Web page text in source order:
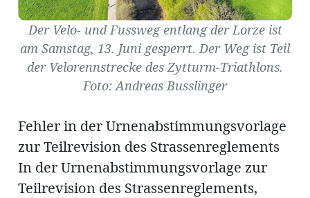
Der Velo- und Fussweg entlang der Lorze ist
am Samstag, 13. Juni gesperrt. Der Weg ist Teil
der Velorennstrecke des Zytturm-Triathlons.
Foto: Andreas Busslinger
Fehler in der Urnenabstimmungsvorlage
zur Teilrevision des Strassenreglements
In der Urnenabstimmungsvorlage zur
Teilrevision des Strassenreglements,